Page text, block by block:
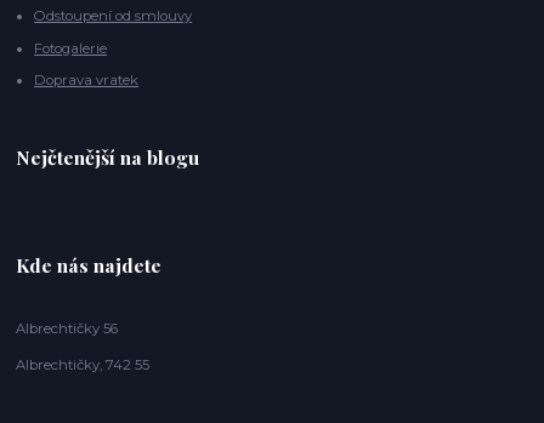
Odstoupení od smlouvy
Fotogalerie
Doprava vratek
Nejčtenější na blogu
Kde nás najdete
Albrechtičky 56
Albrechtičky, 742 55